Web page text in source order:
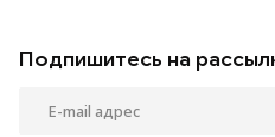
Подпишитесь на